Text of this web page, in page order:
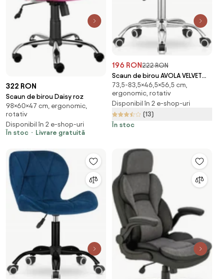
322 RON
Scaun de birou Daisy roz
98×60×47 cm, ergonomic,
rotativ
Disponibil în 2 e-shop-uri
În stoc
Livrare gratuită
196 RON222 RON
Scaun de birou AVOLA VELVET
albastru
73,5-83,5×46,5×56,5 cm,
ergonomic, rotativ
Disponibil în 2 e-shop-uri
(13)
În stoc